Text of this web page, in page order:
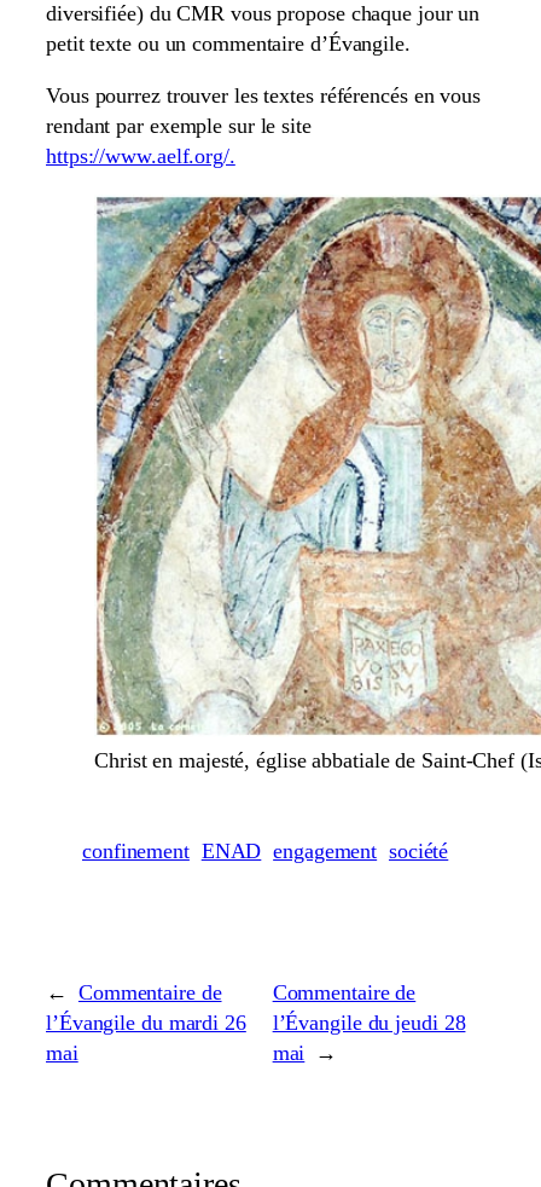
diversifiée) du CMR vous propose chaque jour un
petit texte ou un commentaire d’Évangile.
Vous pourrez trouver les textes référencés en vous
rendant par exemple sur le site
https://www.aelf.org/.
Christ en majesté, église abbatiale de Saint-Chef
confinement ENAD engagement société
← Commentaire de
l’Évangile du mardi 26
mai
Commentaire de
l’Évangile du jeudi 28
mai →